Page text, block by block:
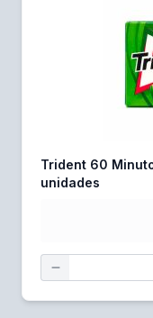
Trident 60
unidades